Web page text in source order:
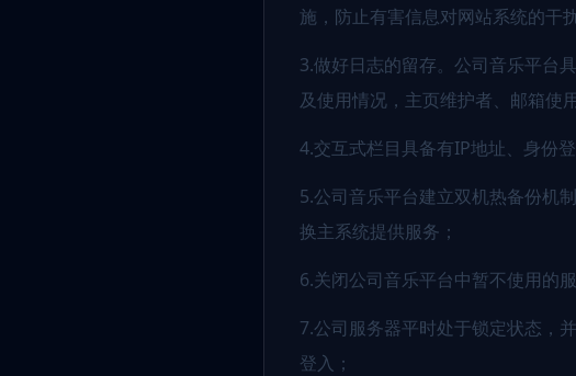
施，防止有害信息对网站系统的干
3.做好日志的留存。公司音乐平台
及使用情况，主页维护者、邮箱使
4.交互式栏目具备有IP地址、身份
5.公司音乐平台建立双机热备份机
换主系统提供服务；
6.关闭公司音乐平台中暂不使用的
7.公司服务器平时处于锁定状态，
登入；